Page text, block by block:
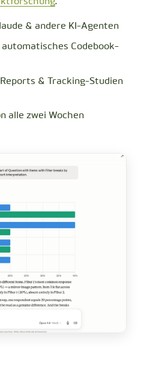
.
& andere KI-Agenten
Codebook-
& Tracking-Studien
alle zwei Wochen